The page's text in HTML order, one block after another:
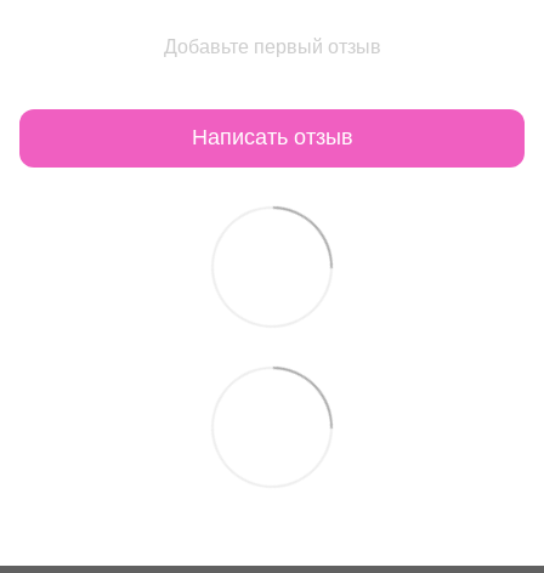
Добавьте первый отзыв
Написать отзыв